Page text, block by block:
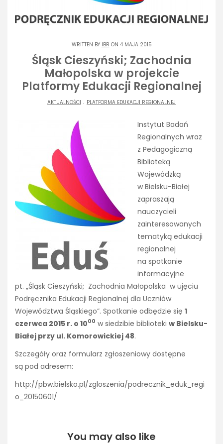
WRITTEN BY IBR ON 4 MAJA 2015
Śląsk Cieszyński; Zachodnia
Małopolska w projekcie
Platformy Edukacji Regionalnej
AKTUALNOŚCI . PLATFORMA EDUKACJI REGIONALNEJ
Instytut Badań
Regionalnych wraz
z Pedagogiczną
Biblioteką
Wojewódzką
w Bielsku-Białej
zapraszają
nauczycieli
zainteresowanych
tematyką edukacji
regionalnej
na spotkanie
informacyjne
pt. „Śląsk Cieszyński; Zachodnia Małopolska w ujęciu
Podręcznika Edukacji Regionalnej dla Uczniów
Województwa Śląskiego”. Spotkanie odbędzie się 1
czerwca 2015 r. o 1000 w siedzibie biblioteki w Bielsku-
Białej przy ul. Komorowickiej 48.
Szczegóły oraz formularz zgłoszeniowy dostępne
są pod adresem:
http://pbw.bielsko.pl/zgloszenia/podrecznik_eduk_regi
o_20150601/
You may also like